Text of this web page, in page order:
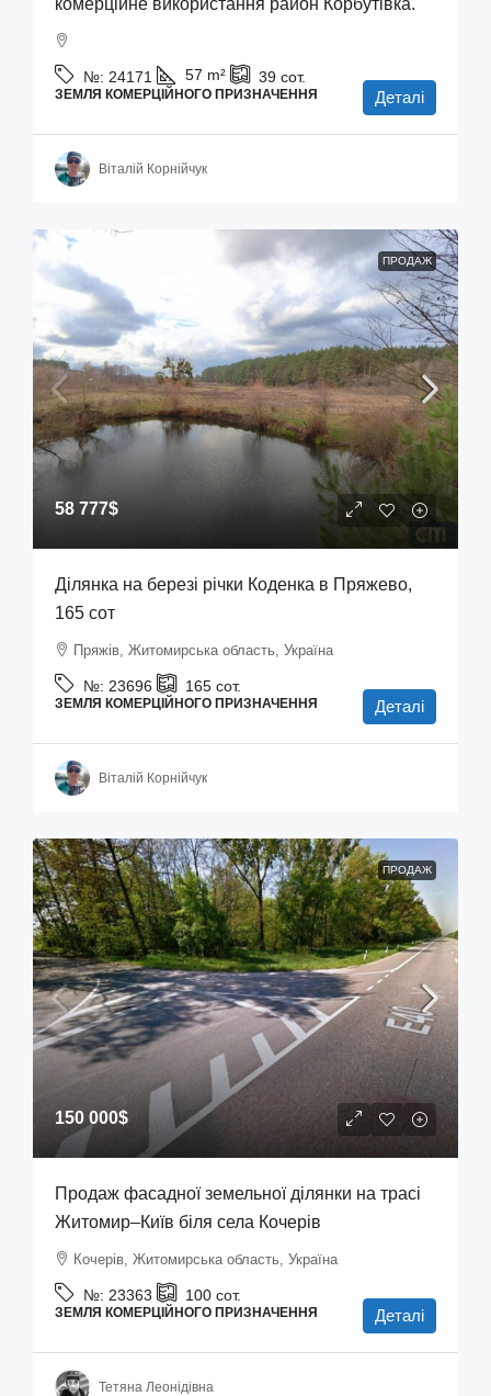
комерційне використання район Корбутівка.
№: 24171 57 m² 39 сот.
ЗЕМЛЯ КОМЕРЦІЙНОГО ПРИЗНАЧЕННЯ Деталі
Віталій Корнійчук
ПРОДАЖ
58 777$
Ділянка на березі річки Коденка в Пряжево,
165 сот
Пряжів, Житомирська область, Україна
№: 23696 165 сот.
ЗЕМЛЯ КОМЕРЦІЙНОГО ПРИЗНАЧЕННЯ Деталі
Віталій Корнійчук
ПРОДАЖ
150 000$
Продаж фасадної земельної ділянки на трасі
Житомир–Київ біля села Кочерів
Кочерів, Житомирська область, Україна
№: 23363 100 сот.
ЗЕМЛЯ КОМЕРЦІЙНОГО ПРИЗНАЧЕННЯ Деталі
Тетяна Леонідівна